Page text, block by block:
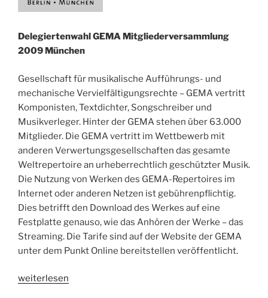
Delegiertenwahl GEMA Mitgliederversammlung
2009 München
Gesellschaft für musikalische Aufführungs- und
mechanische Vervielfältigungsrechte – GEMA vertritt
Komponisten, Textdichter, Songschreiber und
Musikverleger. Hinter der GEMA stehen über 63.000
Mitglieder. Die GEMA vertritt im Wettbewerb mit
anderen Verwertungsgesellschaften das gesamte
Weltrepertoire an urheberrechtlich geschützter Musik.
Die Nutzung von Werken des GEMA-Repertoires im
Internet oder anderen Netzen ist gebührenpflichtig.
Dies betrifft den Download des Werkes auf eine
Festplatte genauso, wie das Anhören der Werke – das
Streaming. Die Tarife sind auf der Website der GEMA
unter dem Punkt Online bereitstellen veröffentlicht.
„GEMA
weiterlesen